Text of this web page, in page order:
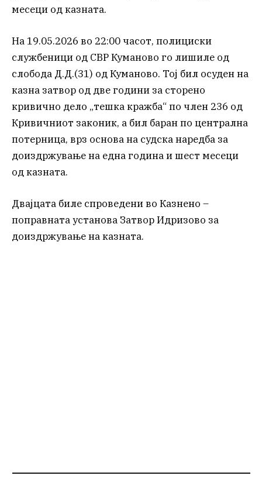
месеци од казната.
На 19.05.2026 во 22:00 часот, полициски
службеници од СВР Куманово го лишиле од
слобода Д.Д.(31) од Куманово. Тој бил осуден на
казна затвор од две години за сторено
кривично дело „тешка кражба“ по член 236 од
Кривичниот законик, а бил баран по централна
потерница, врз основа на судска наредба за
доиздржување на една година и шест месеци
од казната.
Двајцата биле спроведени во Казнено –
поправната установа Затвор Идризово за
доиздржување на казната.